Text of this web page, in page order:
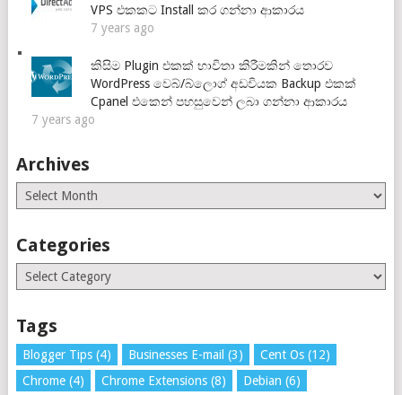
VPS එකකට Install කර ගන්නා ආකාරය
7 years ago
කිසිම Plugin එකක් භාවිතා කිරීමකින් තොරව
WordPress වෙබ්/බ්ලොග් අඩවියක Backup එකක්
Cpanel එකෙන් පහසුවෙන් ලබා ගන්නා ආකාරය
7 years ago
Archives
Archives
Categories
Categories
Tags
Blogger Tips(4) Businesses E-mail (3) Cent Os(12)
Chrome(4) Chrome Extensions(8) Debian (6)